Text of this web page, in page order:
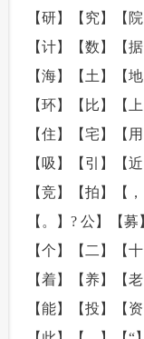
【研】【究】【
【计】【数】【
【海】【土】【
【环】【比】【
【住】【宅】【
【吸】【引】【
【竞】【拍】【
【。】? 公】【
【个】【二】【
【着】【养】【
【能】【投】【